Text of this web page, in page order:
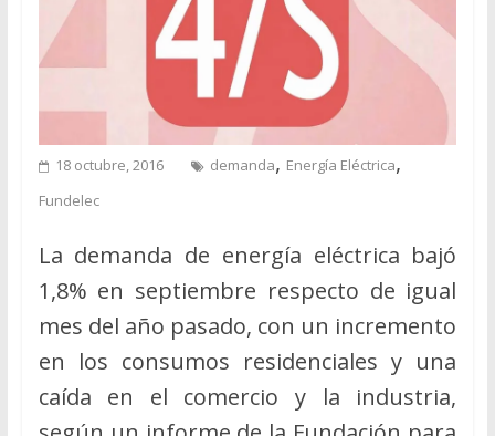
18 octubre, 2016 demanda, Energía Eléctrica,
Fundelec
La demanda de energía eléctrica bajó
1,8% en septiembre respecto de igual
mes del año pasado, con un incremento
en los consumos residenciales y una
caída en el comercio y la industria,